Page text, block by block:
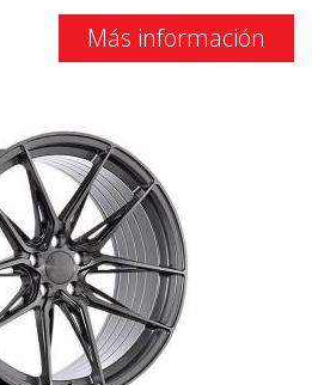
Más información